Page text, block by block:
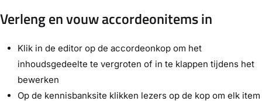
Verleng en vouw accordeonitems in
Klik in de editor op de accordeonkop om het
inhoudsgedeelte te vergroten of in te klappen tijdens het
bewerken
Op de kennisbanksite klikken lezers op de kop om elk item